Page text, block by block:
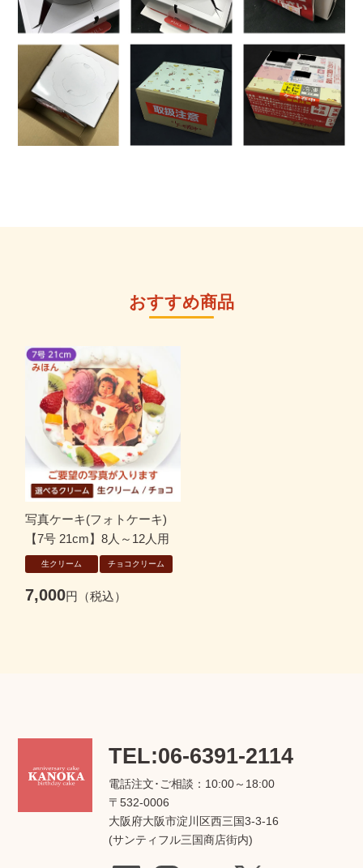
おすすめ商品
写真ケーキ(フォトケーキ)
【7号 21cm】8人～12人用
生クリーム チョコクリーム
7,000
TEL:06-6391-2114
電話注文･ご相談：10:00～18:00
〒532-0006
大阪府大阪市淀川区西三国3-3-16
(サンティフル三国商店街内)